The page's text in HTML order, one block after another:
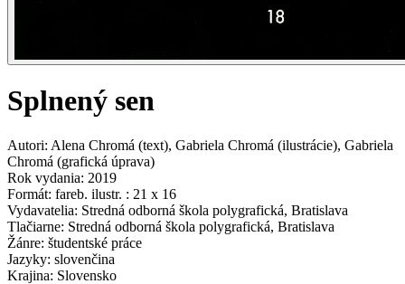
Splnený sen
Autori: Alena Chromá (text), Gabriela Chromá (ilustrácie), Gabriela
Chromá (grafická úprava)
Rok vydania: 2019
Formát: fareb. ilustr. : 21 x 16
Vydavatelia: Stredná odborná škola polygrafická, Bratislava
Tlačiarne: Stredná odborná škola polygrafická, Bratislava
Žánre: študentské práce
Jazyky: slovenčina
Krajina: Slovensko